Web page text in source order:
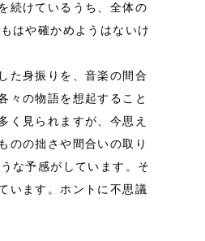
続けているうち、全体の
はや確かめようはないけ
た身振りを、音楽の間合
々の物語を想起すること
く見られますが、今思え
のの拙さや間合いの取り
な予感がしています。そ
います。ホントに不思議